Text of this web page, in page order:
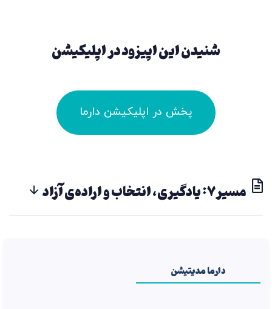
شنیدن این اپیزود در اپلیکیشن
پخش در اپلیکیشن دارما
مسیر۷: یادگیری، انتخاب و اراده‌ی آزاد
دارما مدیتیشن